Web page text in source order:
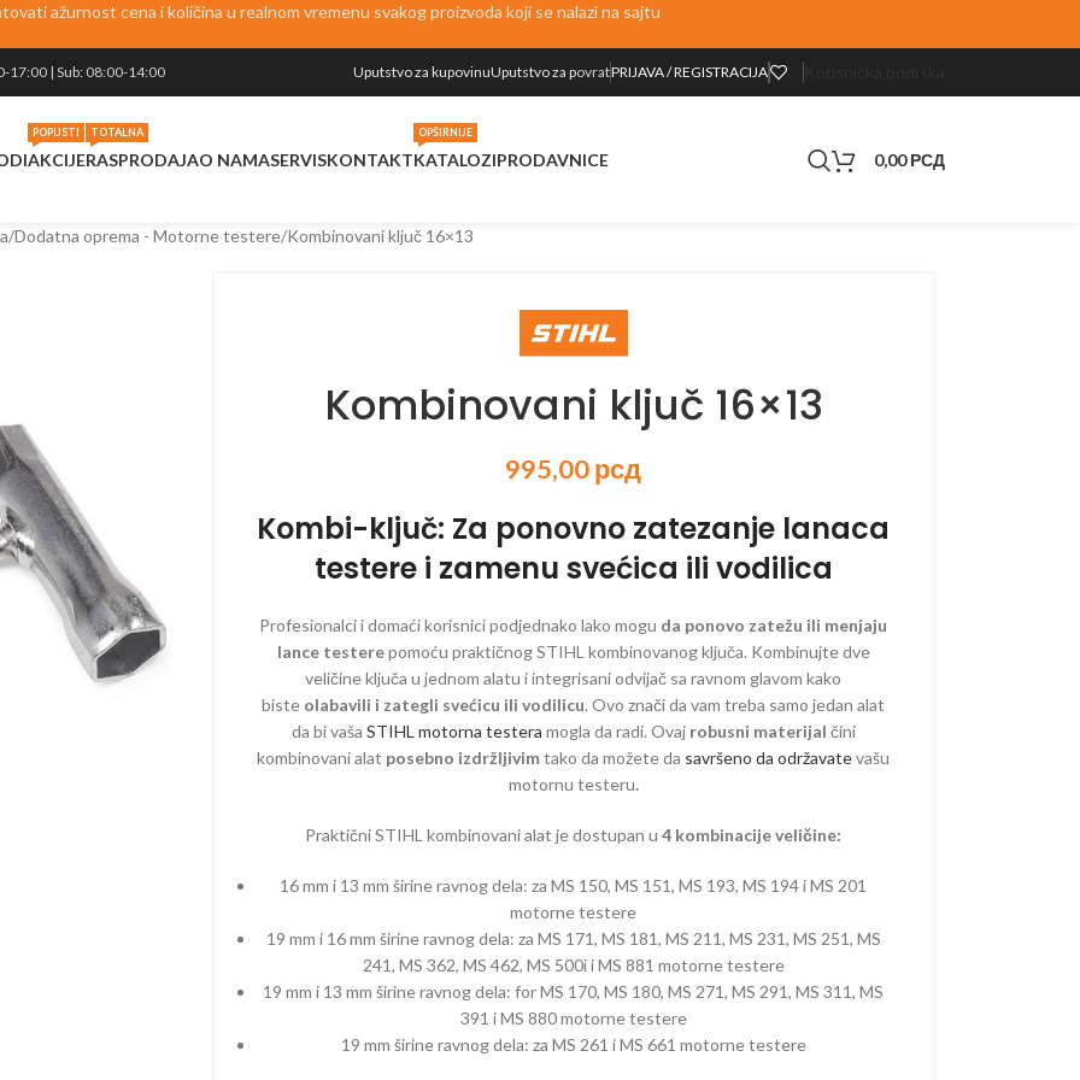
ažurnost cena i količina u realnom vremenu svakog proizvoda koji se nalazi na sajtu
17:00 | Sub: 08:00-14:00 Uputstvo za kupovinuUputstvo za povratPRIJAVA / REGISTRACIJA
PROGRAM
– BENZINSKI
ČISTAČI – ELEKTRIČNI
DROBILICE – ELEKTRIČNE
KOSAČICE – ELEKTRIČNE
KULTIVATORI – ELEKTRIČNI
ELEKTRIČNE
PERAČI – ELEKTRIČNI
AKUMULATORSKI PROGRAM
BATERIJE
BUŠAČI – AKUMULATORSKI
ČISTAČI – AKUMULATORSKI
DROBILICE –
KOSAČICE –
AKUMULATORSKE
KULTIVATORI –
AKUMULATORSKI
VOĆA – AKUMULATORSKE
AKCIJE
POPUSTI
RASPRODAJA
TOTALNA
O NAMASERVISKONTAKTKATALOZI
OPŠIRNIJE
PRODAVNICE 0,00РСД
Dodatna oprema - Motorne testere Kombinovani ključ 16×13
Kombinovani ključ 16×13
995,00рсд
Kombi-ključ: Za ponovno zatezanje lanaca
testere i zamenu svećica ili vodilica
Profesionalci i domaći korisnici podjednako lako mogu da ponovo zatežu ili menjaju
lance testerepomoću praktičnog STIHL kombinovanog ključa. Kombinujte dve
veličine ključa u jednom alatu i integrisani odvijač sa ravnom glavom kako
biste olabavili i zategli svećicu ili vodilicu. Ovo znači da vam treba samo jedan alat
da bi vaša STIHL motorna testera mogla da radi. Ovaj robusni materijal čini
kombinovani alat posebno izdržljivimtako da možete da savršeno da održavatevašu
motornu testeru.
Praktični STIHL kombinovani alat je dostupan u4 kombinacije veličine:
16 mm i 13 mm širine ravnog dela: za MS 150, MS 151, MS 193, MS 194 i MS 201
motorne testere
19 mm i 16 mm širine ravnog dela: za MS 171, MS 181, MS 211, MS 231, MS 251, MS
241, MS 362, MS 462, MS 500i i MS 881 motorne testere
19 mm i 13 mm širine ravnog dela: for MS 170, MS 180, MS 271, MS 291, MS 311, MS
391 i MS 880 motorne testere
19 mm širine ravnog dela: za MS 261 i MS 661 motorne testere